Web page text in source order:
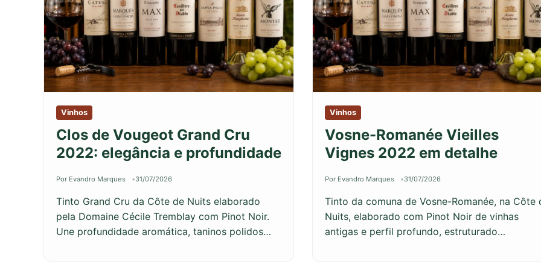
Vinhos
Clos de Vougeot Grand Cru
2022: elegância e profundidade
Por Evandro Marques 31/07/2026
Tinto Grand Cru da Côte de Nuits elaborado
pela Domaine Cécile Tremblay com Pinot Noir.
Une profundidade aromática, taninos polidos…
Vinhos
Vosne-Romanée Vieilles
Vignes 2022 em detalhe
Por Evandro Marques 31/07/2026
Tinto da comuna de Vosne-Romanée, na Côte
Nuits, elaborado com Pinot Noir de vinhas
antigas e perfil profundo, estruturado…